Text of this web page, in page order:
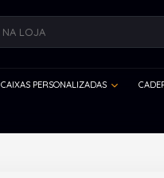
CAIXAS PERSONALIZADAS